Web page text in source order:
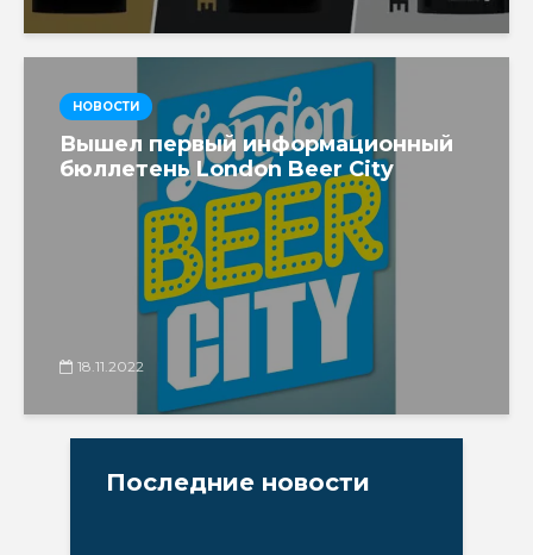
НОВОСТИ
Вышел первый информационный
бюллетень London Beer City
18.11.2022
Последние новости